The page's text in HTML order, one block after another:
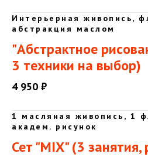
Интерьерная живопись,
абстракция маслом
"Абстрактное
3 техники на выбор)
4 950 ₽
1 масляная живопись, 1
академ. рисунок
Сет "MIX" (3